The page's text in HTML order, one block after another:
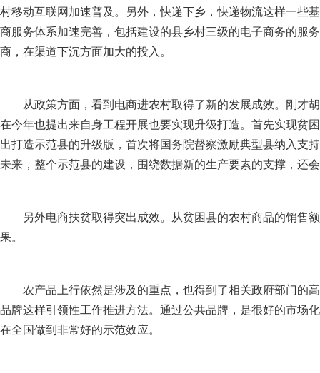
村移动互联网加速普及。另外，快递下乡，快递物流这样一些
商服务体系加速完善，包括建设的县乡村三级的电子商务的服
商，在渠道下沉方面加大的投入。
从政策方面，看到电商进农村取得了新的发展成效。刚才
在今年也提出来自身工程开展也要实现升级打造。首先实现贫
出打造示范县的升级版，首次将国务院督察激励典型县纳入支
未来，整个示范县的建设，围绕数据新的生产要素的支撑，还
另外电商扶贫取得突出成效。从贫困县的农村商品的销售
果。
农产品上行依然是涉及的重点，也得到了相关政府部门的
品牌这样引领性工作推进方法。通过公共品牌，是很好的市场
在全国做到非常好的示范效应。